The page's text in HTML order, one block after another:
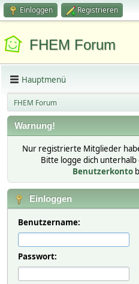
Einloggen Registrieren
FHEM Forum
Hauptmenü
FHEM Forum
Warnung!
Nur registrierte Mitglieder
Bitte logge dich
Benutzerkonto
Einloggen
Benutzername:
Passwort: